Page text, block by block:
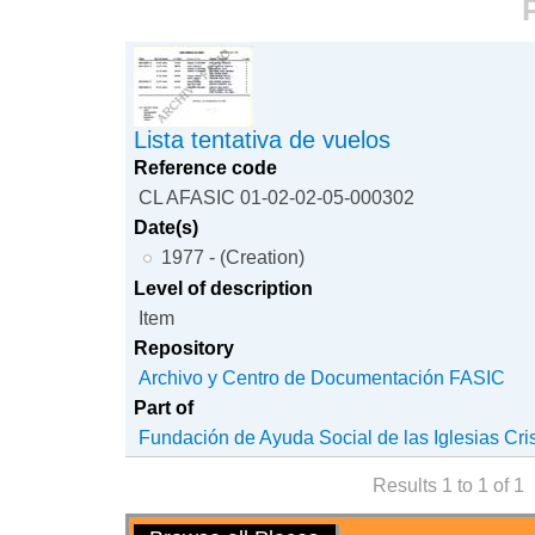
Lista tentativa de vuelos
Reference code
CL AFASIC 01-02-02-05-000302
Date(s)
1977 - (Creation)
Level of description
Item
Repository
Archivo y Centro de Documentación FASIC
Part of
Fundación de Ayuda Social de las Iglesias
Results 1 to 1 of 1